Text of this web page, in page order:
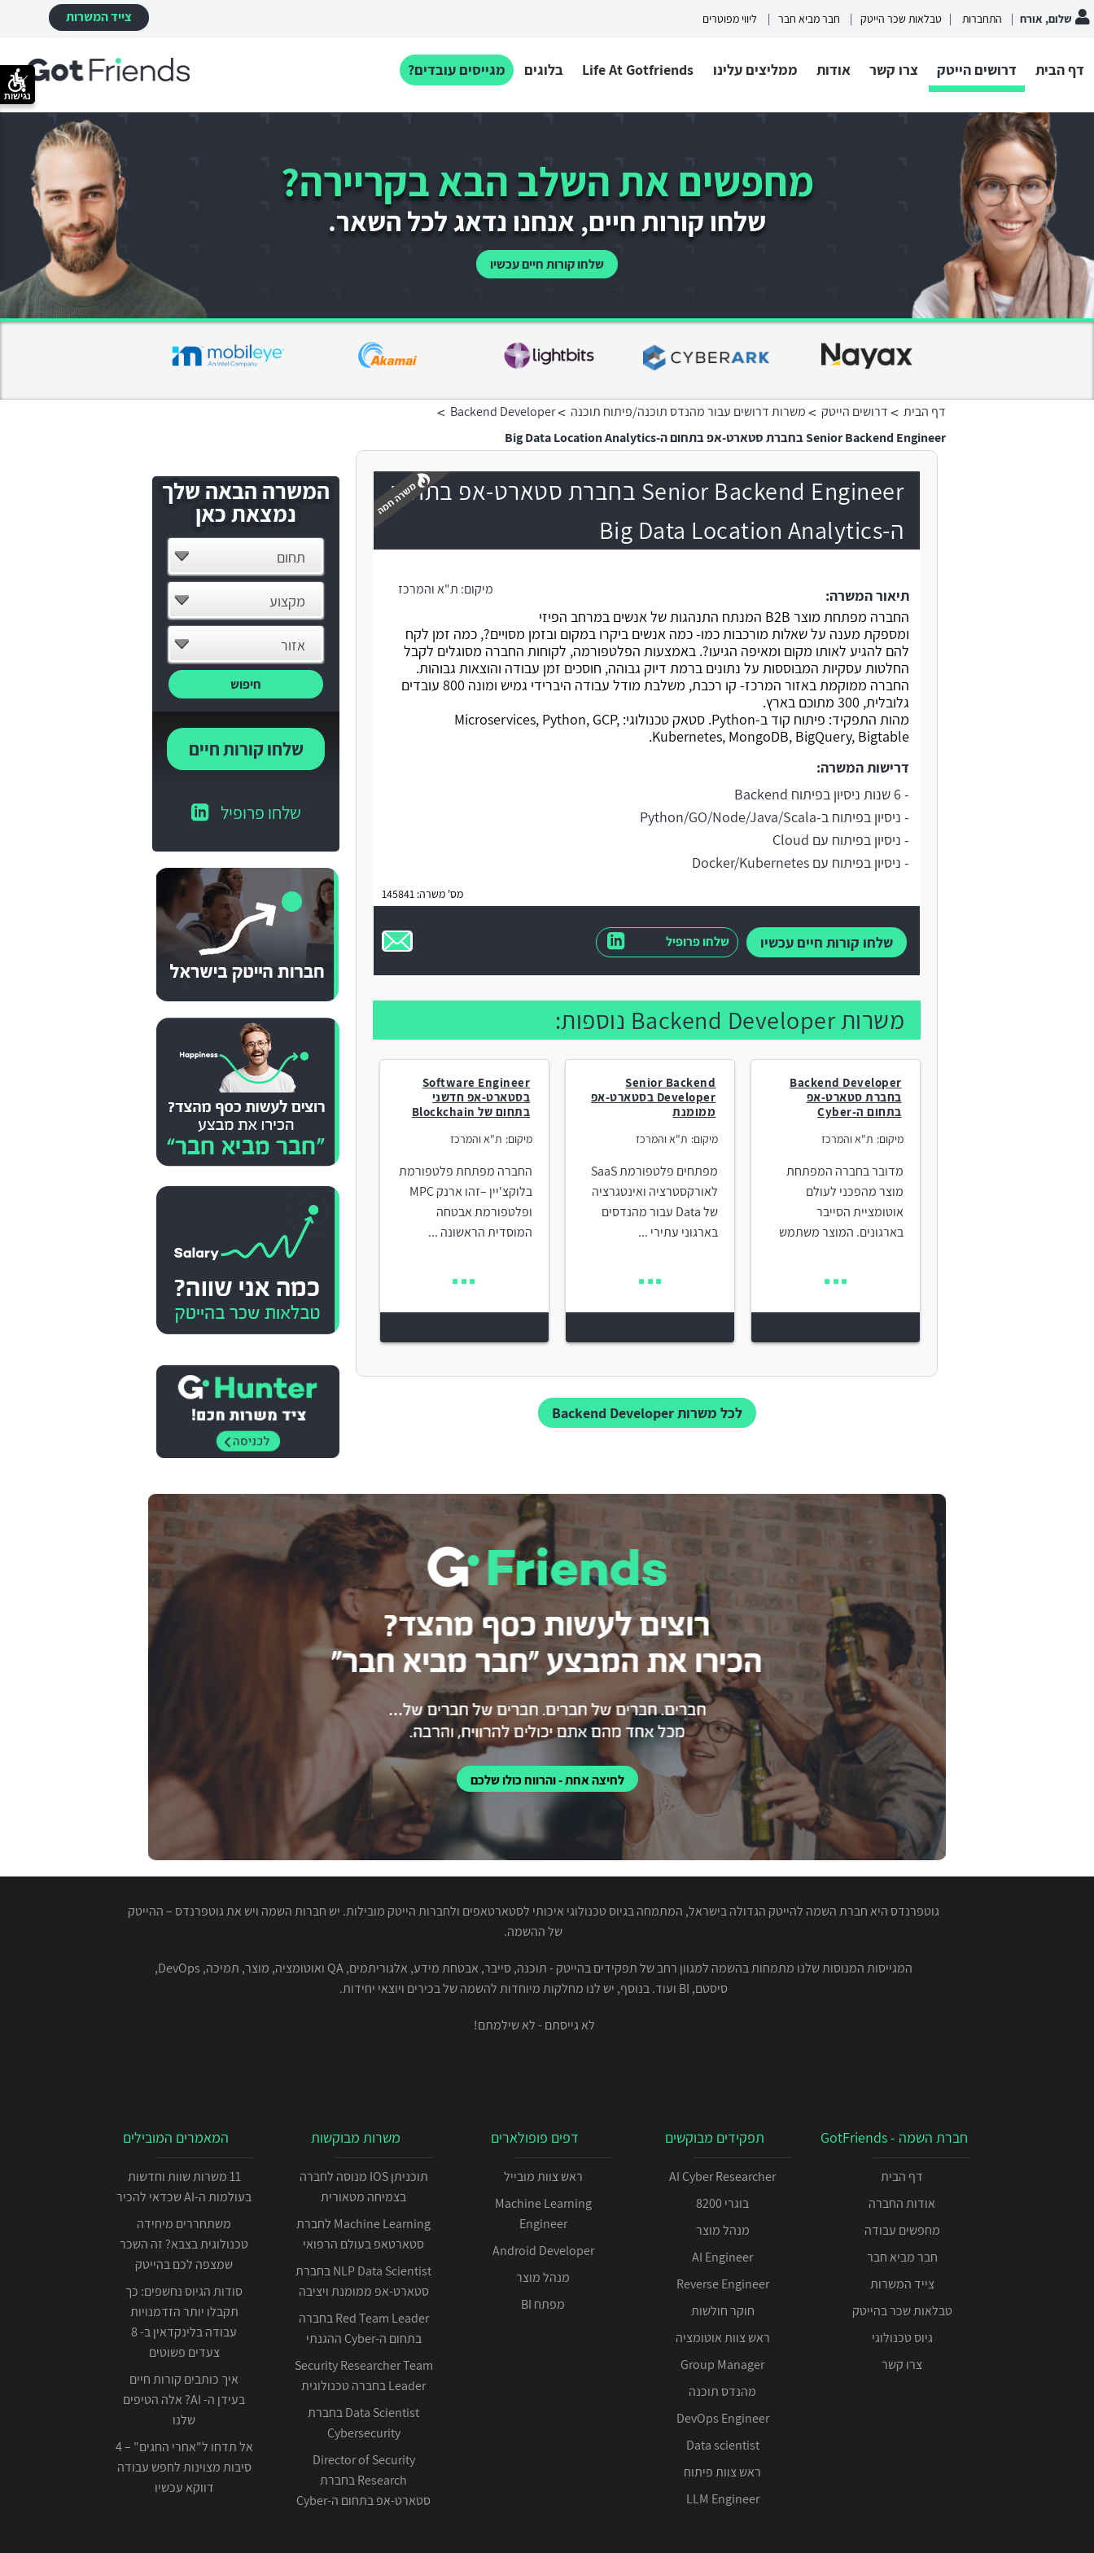
שלום, אורח התחברות טבלאות שכר הייטק חבר מביא חבר ליווי מפוטרים צייד המשרות
דף הבית דרושים הייטק צרו קשר אודות ממליצים עלינו Life At Gotfriends בלוגים מגייסים עובדים?
מחפשים את השלב הבא בקריירה?
שלחו קורות חיים, אנחנו נדאג לכל השאר.
שלחו קורות חיים עכשיו
דף הבית >דרושים הייטק >משרות דרושים עבור מהנדס תוכנה/פיתוח תוכנה >
Backend Developer
>
Senior Backend Engineer בחברת סטארט-אפ בתחום ה-Big Data Location Analytics
Senior Backend Engineer בחברת סטארט-אפ בתחום
ה-Big Data Location Analytics
מיקום: ת"א והמרכז
תיאור המשרה:
החברה מפתחת מוצר B2B המנתח התנהגות של אנשים במרחב הפיזי
ומספקת מענה על שאלות מורכבות כמו- כמה אנשים ביקרו במקום ובזמן מסויים?, כמה זמן לקח
להם להגיע לאותו מקום ומאיפה הגיעו?. באמצעות הפלטפורמה, לקוחות החברה מסוגלים לקבל
החלטות עסקיות המבוססות על נתונים ברמת דיוק גבוהה, חוסכים זמן עבודה והוצאות גבוהות.
החברה ממוקמת באזור המרכז- קו רכבת, משלבת מודל עבודה היברידי גמיש ומונה 800 עובדים
גלובלית, 300 מתוכם בארץ.
מהות התפקיד: פיתוח קוד ב-Python. סטאק טכנולוגי: Microservices, Python, GCP,
Kubernetes, MongoDB, BigQuery, Bigtable.
דרישות המשרה:
- 6 שנות ניסיון בפיתוח Backend
- ניסיון בפיתוח ב-Python/GO/Node/Java/Scala
- ניסיון בפיתוח עם Cloud
- ניסיון בפיתוח עם Docker/Kubernetes
מס' משרה: 145841
שלחו קורות חיים עכשיו שלחו פרופיל
משרות Backend Developer נוספות:
Backend Developer
בחברת סטארט-אפ
בתחום ה-Cyber
מיקום: ת"א והמרכז
מדובר בחברה המפתחת
מוצר מהפכני לעולם
אוטומציית הסייבר
בארגונים. המוצר משתמש
Senior Backend
Developer בסטארט-אפ
ממומנת
מיקום: ת"א והמרכז
מפתחים פלטפורמת SaaS
לאורקסטרציה ואינטגרציה
של Data עבור מהנדסים
בארגוני עתירי ...
Software Engineer
בסטארט-אפ חדשני
בתחום של Blockchain
מיקום: ת"א והמרכז
החברה מפתחת פלטפורמת
בלוקצ'יין –זהו ארנק MPC
ופלטפורמת אבטחה
המוסדית הראשונה ...
לכל משרות Backend Developer
המשרה הבאה שלך
נמצאת כאן
תחום
מקצוע
אזור
חיפוש
שלחו קורות חיים
שלחו פרופיל
לחיצה אחת - והרווח כולו שלכם
גוטפרנדס היא חברת השמה להייטק הגדולה בישראל, המתמחה בגיוס טכנולוגי איכותי לסטארטאפים ולחברות הייטק מובילות. יש חברות השמה ויש את גוטפרנדס – ההייטק
של ההשמה.
המגייסות המנוסות שלנו מתמחות בהשמה למגוון רחב של תפקידים בהייטק - תוכנה, סייבר, אבטחת מידע, אלגוריתמים, QA ואוטומציה, מוצר, תמיכה, DevOps,
סיסטם, BI ועוד. בנוסף, יש לנו מחלקות מיוחדות להשמה של בכירים ויוצאי יחידות.
לא גייסתם - לא שילמתם!
חברת השמה - GotFriends
דף הבית
אודות החברה
מחפשים עבודה
חבר מביא חבר
צייד המשרות
טבלאות שכר בהייטק
גיוס טכנולוגי
צרו קשר
תפקידים מבוקשים
AI Cyber Researcher
בוגרי 8200
מנהל מוצר
AI Engineer
Reverse Engineer
חוקר חולשות
ראש צוות אוטומציה
Group Manager
מהנדס תוכנה
DevOps Engineer
Data scientist
ראש צוות פיתוח
LLM Engineer
דפים פופולארים
ראש צוות מובייל
Machine Learning
Engineer
Android Developer
מנהל מוצר
מפתח BI
משרות מבוקשות
תוכניתן IOS מנוסה לחברה
בצמיחה מטאורית
Machine Learning לחברת
סטארטאפ בעולם הרפואי
NLP Data Scientist בחברת
סטארט-אפ ממומנת ויציבה
Red Team Leader בחברה
בתחום ה-Cyber ההגנתי
Security Researcher Team
Leader בחברה טכנולוגית
Data Scientist בחברת
Cybersecurity
Director of Security
Research בחברת
סטארט-אפ בתחום ה-Cyber
המאמרים המובילים
11 משרות שוות וחדשות
בעולמות ה-AI שכדאי להכיר
משתחררים מיחידה
טכנולוגית בצבא? זה השכר
שמצפה לכם בהייטק
סודות הגיוס נחשפים: כך
תקבלו יותר הזדמנויות
עבודה בלינקדאין ב- 8
צעדים פשוטים
איך כותבים קורות חיים
בעידן ה- AI? אלה הטיפים
שלנו
אל תדחו ל"אחרי החגים" – 4
סיבות מצוינות לחפש עבודה
דווקא עכשיו
נגישות